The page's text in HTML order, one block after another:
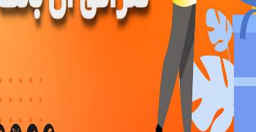
دانلود اپلیکیشن
LBank برای اندروید و iOS